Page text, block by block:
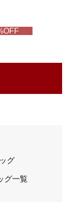
グ
グ一覧